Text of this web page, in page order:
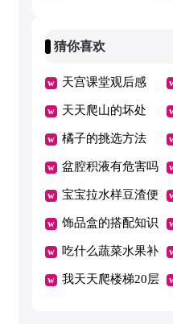
总52句
猜你喜欢
天宫课堂观后感
400字作文12篇
天天爬山的坏处
橘子的挑选方法
盆腔积液有危害吗
宝宝拉水样豆渣便
便怎么回事
饰品盒的搭配知识
吃什么蔬菜水果补
铁
我天天爬楼梯20层